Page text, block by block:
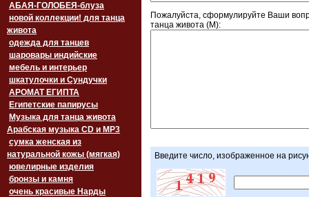
АБАЯ-ГОЛОБЕЯ-блуза
новой коллекции! для танца
живота
одежда для танцев
шаровары индийские
мебель и интерьер
шкатулочки и Сундучки
АРОМАТ ЕГИПТА
Египетские папирусы
Музыка для танца живота
Арабская музыка CD и MP3
сумка женская из
натуральной кожы (мягкая)
ювелирные изделия
бронзы и камня
очень красивые Нарды
Пожалуйста, сформулируйте Ваши
танца живота (M):
Введите число, изображенное на